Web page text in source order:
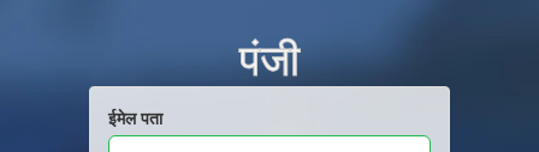
पंजी
ईमेल पता